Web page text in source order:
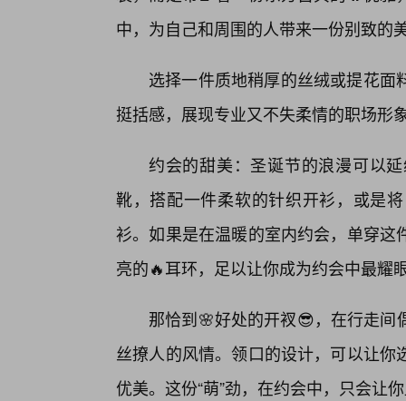
中，为自己和周围的人带来一份别致的
选择一件质地稍厚的丝绒或提花
挺括感，展现专业又不失柔情的职场形
约会的甜美：圣诞节的浪漫可以
靴，搭配一件柔软的针织开衫，或是
衫。如果是在温暖的室内约会，单穿
亮的🔥耳环，足以让你成为约会中最耀
那恰到🌸好处的开衩😎，在行走
丝撩人的风情。领口的设计，可以让
优美。这份“萌”劲，在约会中，只会让